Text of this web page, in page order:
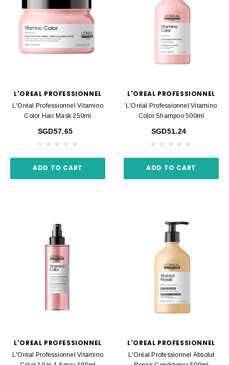
L'OREAL PROFESSIONNEL
L'Oréal Professionnel Vitamino
Color Hair Mask 250ml
SGD57.65
ADD TO CART
L'OREAL PROFESSIONNEL
L'Oréal Professionnel Vitamino
Color Shampoo 500ml
SGD51.24
ADD TO CART
L'OREAL PROFESSIONNEL
L'Oréal Professionnel Vitamino
L'OREAL PROFESSIONNEL
L'Oréal Professionnel Absolut